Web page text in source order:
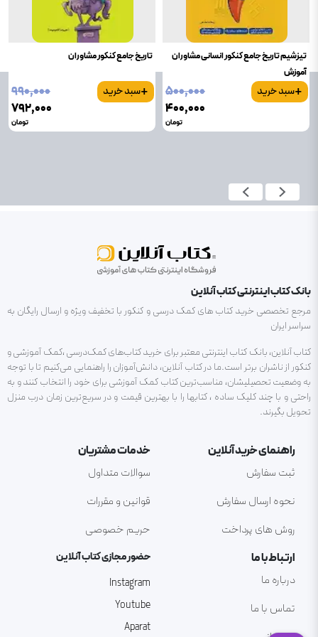
تیزشیم تاریخ جامع کنکور انسانی مشاوران
آموزش
+سبد خرید
۵۰۰٬۰۰۰
۴۰۰٬۰۰۰
تومان
تاریخ جامع کنکور مشاوران
+سبد خرید
۹۹۰٬۰۰۰
۷۹۲٬۰۰۰
تومان
بانک کتاب اینترنتی کتاب آنلاین
مرجع تخصصی خرید کتاب های کمک درسی و کنکور با تخفیف ویژه و ارسال رایگان به
سراسر ایران
کتاب آنلاین، بانک کتاب اینترنتی معتبر برای خرید کتاب‌های کمک‌درسی ،کمک آموزشی و
کنکور از ناشران برتر است.ما در کتاب آنلاین، دانش‌آموزان را راهنمایی می‌کنیم تا با توجه
به وضعیت تحصیلیشان، مناسب‌ترین کتاب کمک آموزشی برای خود را انتخاب کنند و به
راحتی و با چند کلیک ساده ، کتابها را با بهترین قیمت و در سریع‌ترین زمان درب منزل
تحویل بگیرند.
راهنمای خرید آنلاین
ثبت سفارش
نحوه ارسال سفارش
روش های پرداخت
خدمات مشتریان
سوالات متداول
قوانین و مقررات
حریم خصوصی
ارتباط با ما
درباره ما
تماس با ما
حضور مجازی کتاب آنلاین
Instagram
Youtube
Aparat